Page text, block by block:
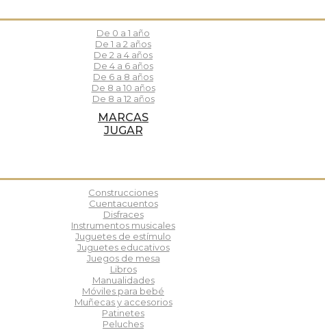
De 0 a 1 año
De 1 a 2 años
De 2 a 4 años
De 4 a 6 años
De 6 a 8 años
De 8 a 10 años
De 8 a 12 años
MARCAS
JUGAR
Construcciones
Cuentacuentos
Disfraces
Instrumentos musicales
Juguetes de estímulo
Juguetes educativos
Juegos de mesa
Libros
Manualidades
Móviles para bebé
Muñecas y accesorios
Patinetes
Peluches